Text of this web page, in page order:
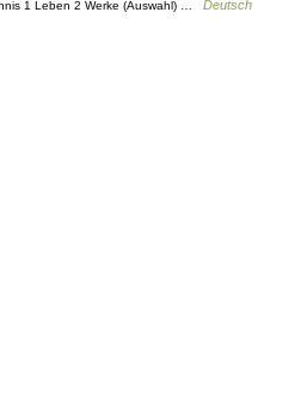
1 Leben 2 Werke (Auswahl) … Deutsch